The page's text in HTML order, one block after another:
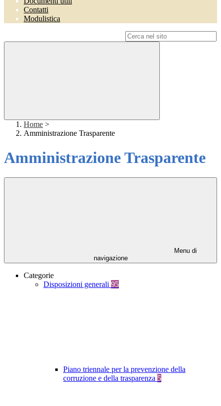
Contatti
Modulistica
Home >
Amministrazione Trasparente
Amministrazione Trasparente
Menu di
navigazione
Categorie
Disposizioni generali 95
Piano triennale per la prevenzione della
corruzione e della trasparenza 5